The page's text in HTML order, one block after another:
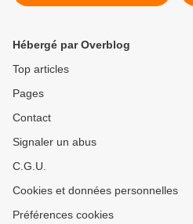
Hébergé par Overblog
Top articles
Pages
Contact
Signaler un abus
C.G.U.
Cookies et données personnelles
Préférences cookies